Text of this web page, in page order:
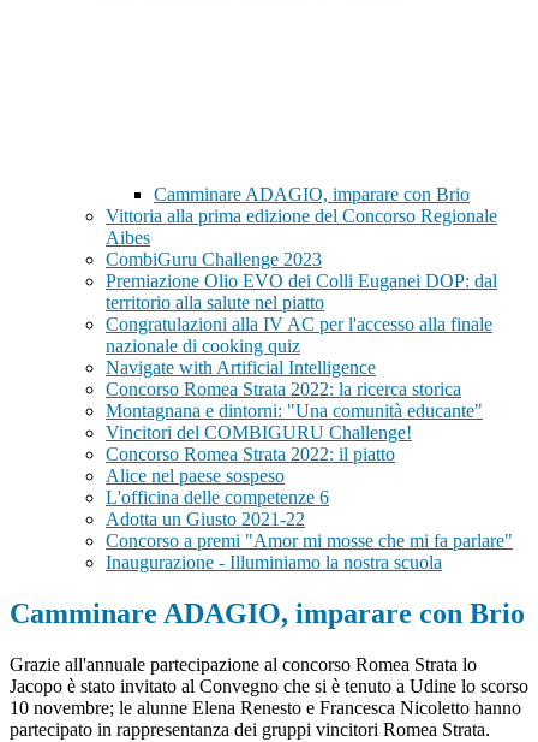
Camminare ADAGIO, imparare con Brio
Vittoria alla prima edizione del Concorso Regionale
Aibes
CombiGuru Challenge 2023
Premiazione Olio EVO dei Colli Euganei DOP: dal
territorio alla salute nel piatto
Congratulazioni alla IV AC per l'accesso alla finale
nazionale di cooking quiz
Navigate with Artificial Intelligence
Concorso Romea Strata 2022: la ricerca storica
Montagnana e dintorni: "Una comunità educante"
Vincitori del COMBIGURU Challenge!
Concorso Romea Strata 2022: il piatto
Alice nel paese sospeso
L'officina delle competenze 6
Adotta un Giusto 2021-22
Concorso a premi "Amor mi mosse che mi fa parlare"
Inaugurazione - Illuminiamo la nostra scuola
Camminare ADAGIO, imparare con Brio
Grazie all'annuale partecipazione al concorso Romea Strata lo
Jacopo è stato invitato al Convegno che si è tenuto a Udine lo scorso
10 novembre; le alunne Elena Renesto e Francesca Nicoletto hanno
partecipato in rappresentanza dei gruppi vincitori Romea Strata.